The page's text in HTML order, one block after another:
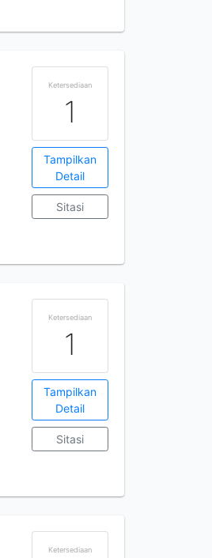
Ketersediaan
1
Tampilkan
Detail
Sitasi
Ketersediaan
1
Tampilkan
Detail
Sitasi
Ketersediaan